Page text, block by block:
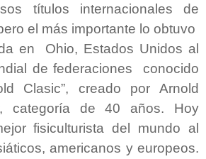
títulos internacionales de
el más importante lo obtuvo
en Ohio, Estados Unidos al
de federaciones conocido
Clasic”, creado por Arnold
categoría de 40 años. Hoy
fisiculturista del mundo al
americanos y europeos.